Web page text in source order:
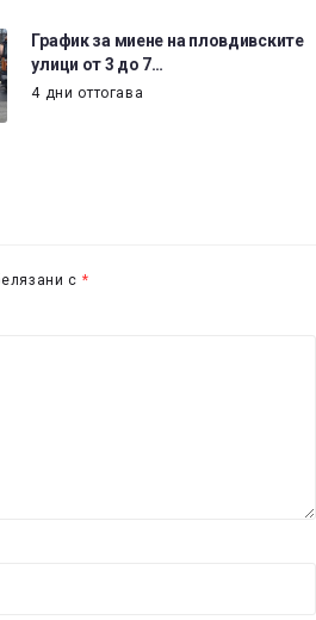
График за миене на пловдивските
улици от 3 до 7…
4 дни оттогава
с *